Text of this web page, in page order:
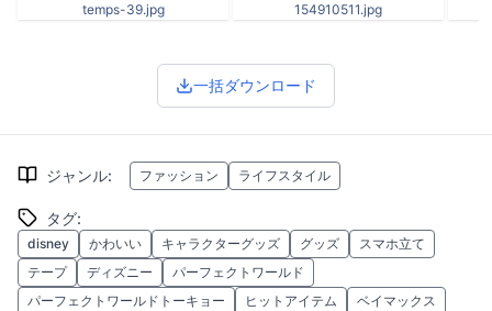
temps-39.jpg 154910511.jpg
一括ダウンロード
ジャンル: ファッション ライフスタイル
タグ:
disney かわいい キャラクターグッズ グッズ
スマホ立て
テープ
ディズニー
パーフェクトワールド
パーフェクトワールドトーキョー
ヒットアイテム
ベイマックス